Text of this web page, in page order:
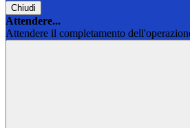
Chiudi
Attendere...
Attendere il completamento